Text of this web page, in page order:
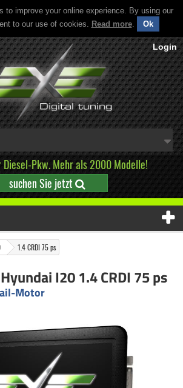
to improve your online experience. By using our
to our use of cookies. Read more. Ok
Login
Diesel-Pkw. Mehr als 2000 Modelle!
suchen Sie jetzt
1.4 CRDI 75 ps
I20 1.4 CRDI 75 ps
Motor